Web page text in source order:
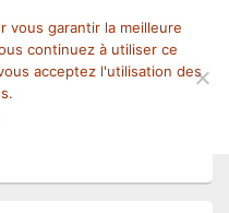
vous garantir la meilleure
continuez à utiliser ce
acceptez l'utilisation des